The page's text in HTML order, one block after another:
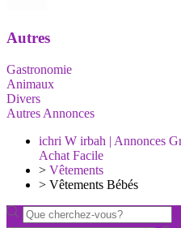
Autres
Gastronomie
Animaux
Divers
Autres Annonces
ichri W irbah | Annonces
Achat Facile
> Vêtements
> Vêtements Bébés